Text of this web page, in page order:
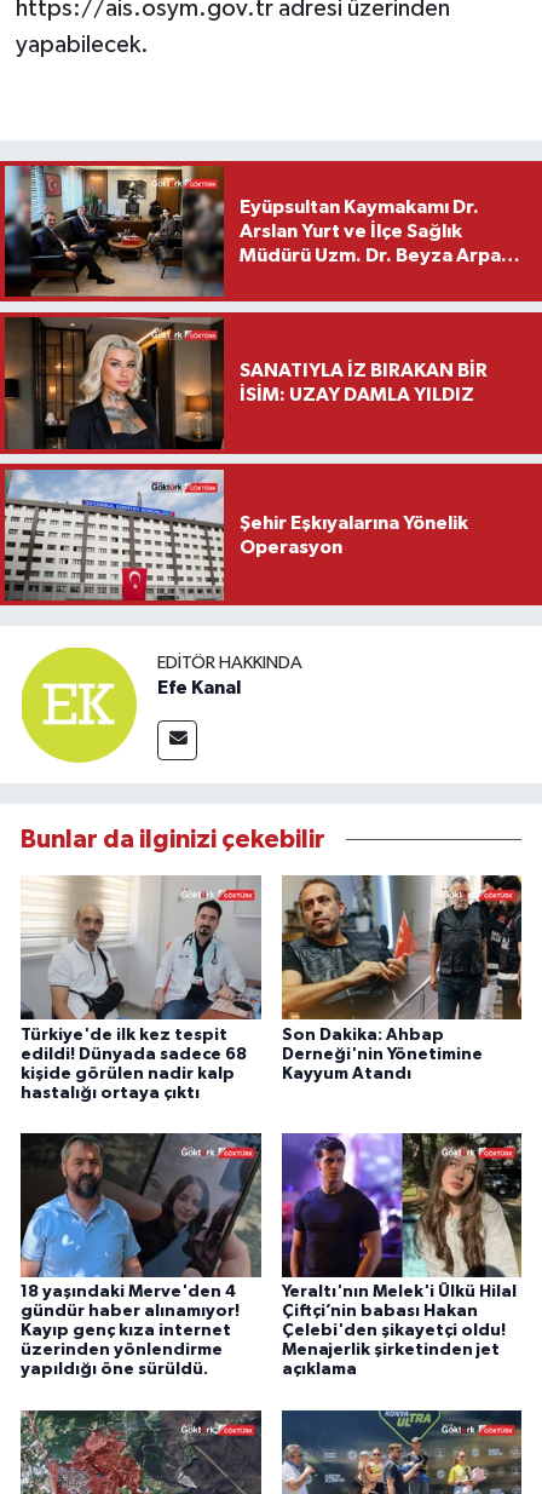
https://ais.osym.gov.tr adresi üzerinden
yapabilecek.
Eyüpsultan Kaymakamı Dr.
Arslan Yurt ve İlçe Sağlık
Müdürü Uzm. Dr. Beyza Arpacı
Ziyareti
SANATIYLA İZ BIRAKAN BİR
İSİM: UZAY DAMLA YILDIZ
Şehir Eşkıyalarına Yönelik
Operasyon
EDITÖR HAKKINDA
Efe Kanal
Bunlar da ilginizi çekebilir
Türkiye'de ilk kez tespit
edildi! Dünyada sadece 68
kişide görülen nadir kalp
hastalığı ortaya çıktı
Son Dakika: Ahbap
Derneği'nin Yönetimine
Kayyum Atandı
18 yaşındaki Merve'den 4
gündür haber alınamıyor!
Kayıp genç kıza internet
üzerinden yönlendirme
yapıldığı öne sürüldü.
Yeraltı'nın Melek'i Ülkü Hilal
Çiftçi’nin babası Hakan
Çelebi'den şikayetçi oldu!
Menajerlik şirketinden jet
açıklama